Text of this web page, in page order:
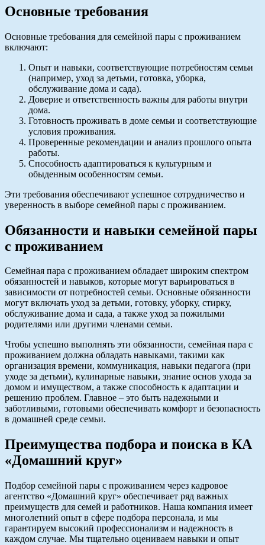
Основные требования
Основные требования для семейной пары с проживанием
включают:
Опыт и навыки, соответствующие потребностям семьи
(например, уход за детьми, готовка, уборка,
обслуживание дома и сада).
Доверие и ответственность важны для работы внутри
дома.
Готовность проживать в доме семьи и соответствующие
условия проживания.
Проверенные рекомендации и анализ прошлого опыта
работы.
Способность адаптироваться к культурным и
обыденным особенностям семьи.
Эти требования обеспечивают успешное сотрудничество и
уверенность в выборе семейной пары с проживанием.
Обязанности и навыки семейной пары
с проживанием
Семейная пара с проживанием обладает широким спектром
обязанностей и навыков, которые могут варьироваться в
зависимости от потребностей семьи. Основные обязанности
могут включать уход за детьми, готовку, уборку, стирку,
обслуживание дома и сада, а также уход за пожилыми
родителями или другими членами семьи.
Чтобы успешно выполнять эти обязанности, семейная пара с
проживанием должна обладать навыками, такими как
организация времени, коммуникация, навыки педагога (при
уходе за детьми), кулинарные навыки, знание основ ухода за
домом и имуществом, а также способность к адаптации и
решению проблем. Главное – это быть надежными и
заботливыми, готовыми обеспечивать комфорт и безопасность
в домашней среде семьи.
Преимущества подбора и поиска в КА
«Домашний круг»
Подбор семейной пары с проживанием через кадровое
агентство «Домашний круг» обеспечивает ряд важных
преимуществ для семей и работников. Наша компания имеет
многолетний опыт в сфере подбора персонала, и мы
гарантируем высокий профессионализм и надежность в
каждом случае. Мы тщательно оцениваем навыки и опыт